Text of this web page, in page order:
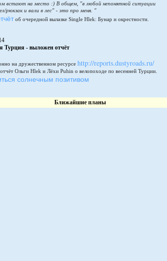
встают на место :) В общем, "в любой непонятной ситуации
рюкзак и вали в лес" - это про меня. "
об очередной вылазке Single Hlek: Бунар и окрестности.
Турция - выложен отчёт
на дружественном ресурсе http://reports.dustyroads.ru/
Ольги Hlek и Лёхи Puhin о велопоходе по весенней Турции.
солнечным позитивом
Ближайшие планы